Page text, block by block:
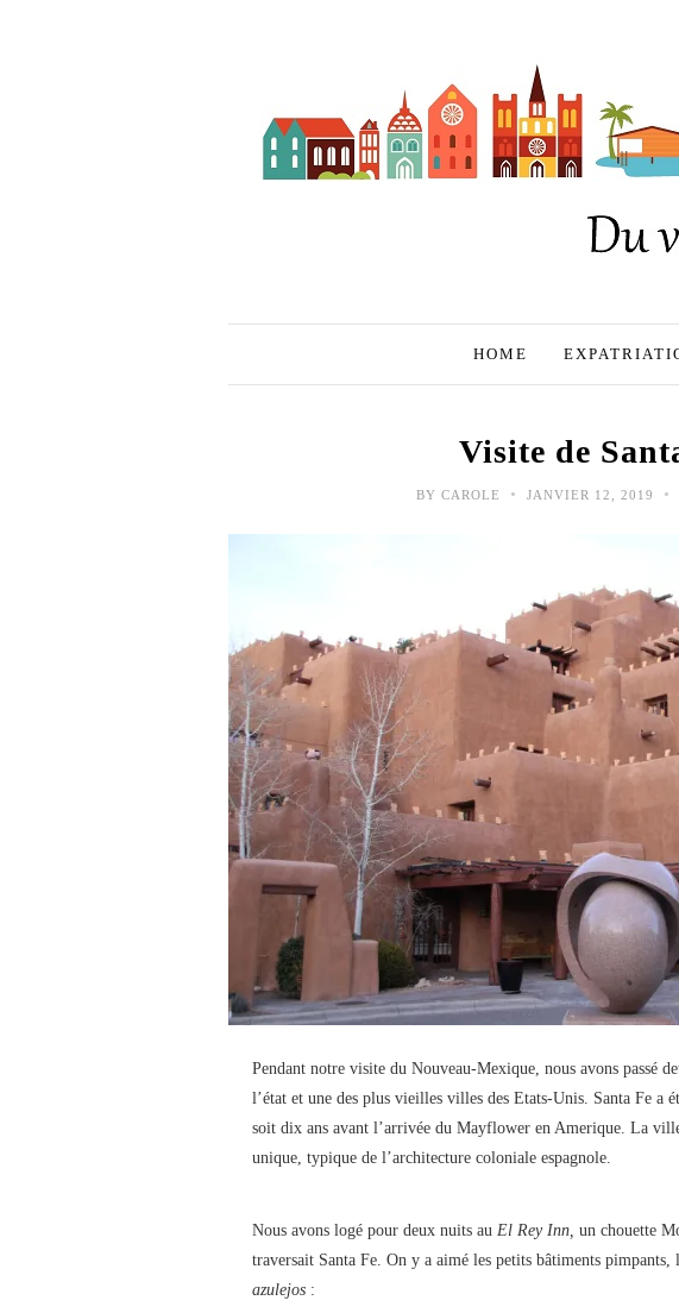
HOME
Visite de
BY CAROLE • JANVIER 12, 2019 •
Pendant notre visite du Nouveau-Mexique, nous avons passé
l’état et une des plus vieilles villes des Etats-Unis. Santa Fe a
soit dix ans avant l’arrivée du Mayflower en Amerique. La
unique, typique de l’architecture coloniale espagnole.
Nous avons logé pour deux nuits au El Rey Inn, un chouette
traversait Santa Fe. On y a aimé les petits bâtiments pimpants,
azulejos :